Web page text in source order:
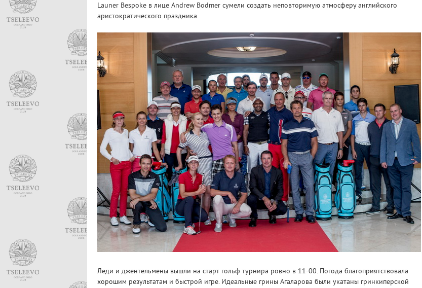
Launer Bespoke в лице Andrew Bodmer сумели создать неповторимую атмосферу английского
аристократического праздника.
Леди и джентельмены вышли на старт гольф турнира ровно в 11-00. Погода благоприятствовала
хорошим результатам и быстрой игре. Идеальные грины Агаларова были укатаны гринкиперской